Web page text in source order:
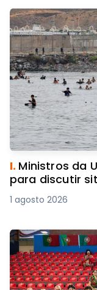
I. Ministros da
para discutir
1 agosto 2026